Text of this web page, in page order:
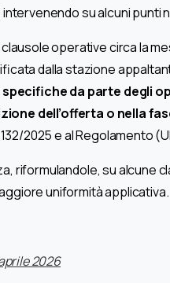
su alcuni punti
operative circa la
dalla stazione
da parte degli
dell’offerta o nella
2025 e al Regolamento
riformulandole, su alcune
uniformità applicativa.
2026